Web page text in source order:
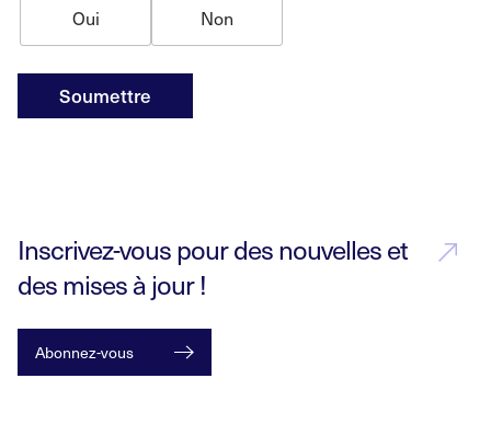
Oui Non
Soumettre
Inscrivez-vous pour des nouvelles et
des mises à jour !
Abonnez-vous